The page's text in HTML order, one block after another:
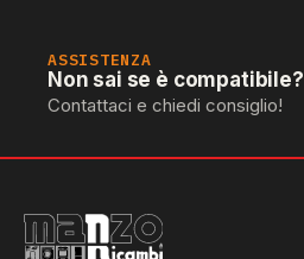
ASSISTENZA
Non sai se è compatibile?
Contattaci e chiedi consiglio!